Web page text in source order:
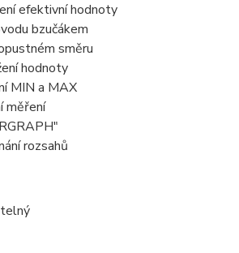
efektivní hodnoty
bzučákem
směru
hodnoty
MIN a MAX
měření
rozsahů